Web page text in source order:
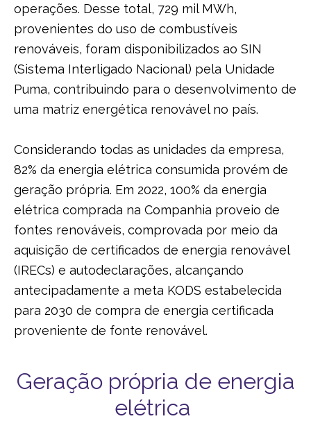
operações. Desse total, 729 mil MWh,
provenientes do uso de combustíveis
renováveis, foram disponibilizados ao SIN
(Sistema Interligado Nacional) pela Unidade
Puma, contribuindo para o desenvolvimento de
uma matriz energética renovável no país.
Considerando todas as unidades da empresa,
82% da energia elétrica consumida provém de
geração própria. Em 2022, 100% da energia
elétrica comprada na Companhia proveio de
fontes renováveis, comprovada por meio da
aquisição de certificados de energia renovável
(IRECs) e autodeclarações, alcançando
antecipadamente a meta KODS estabelecida
para 2030 de compra de energia certificada
proveniente de fonte renovável.
Geração própria de energia
elétrica